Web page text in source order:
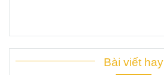
Bài viết hay